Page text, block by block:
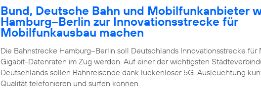
Bund, Deutsche Bahn und Mobilfunkanbieter
Hamburg–Berlin zur Innovationsstrecke für
Mobilfunkausbau machen
Die Bahnstrecke Hamburg–Berlin soll Deutschlands Innovationsstrecke für
Gigabit-Datenraten im Zug werden. Auf einer der wichtigsten
Deutschlands sollen Bahnreisende dank lückenloser 5G-Ausleuchtung
Qualität telefonieren und surfen können.